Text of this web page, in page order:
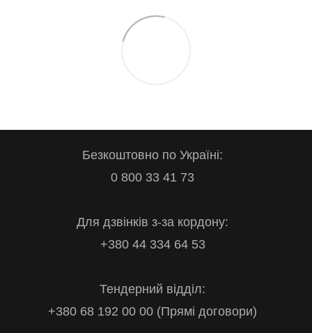
Безкоштовно по Україні:
0 800 33 41 73
Для дзвінків з-за кордону:
+380 44 334 64 53
Тендерний відділ:
+380 68 192 00 00 (Прямі договори)